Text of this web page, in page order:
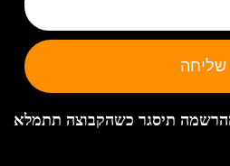
שליחה
תיסגר כשהקבוצה תתמלא